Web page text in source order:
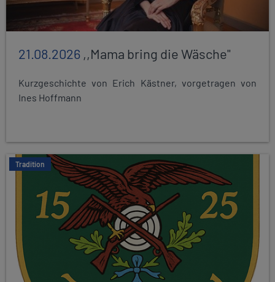
21.08.2026 ,,Mama bring die Wäsche"
Kurzgeschichte von Erich Kästner, vorgetragen von
Ines Hoffmann
Tradition